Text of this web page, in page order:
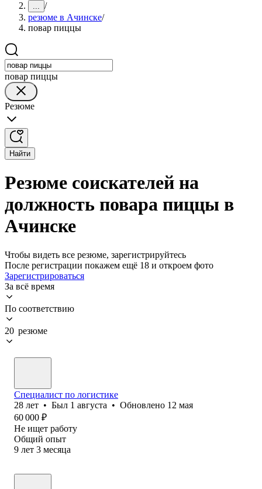
... /
резюме в Ачинске/
повар пиццы
повар пиццы
Резюме
Найти
Резюме соискателей на
должность повара пиццы в
Ачинске
Чтобы видеть все резюме, зарегистрируйтесь
После регистрации покажем ещё 18 и откроем фото
Зарегистрироваться
За всё время
По соответствию
20 резюме
Специалист по логистике
28 лет • Был 1 августа • Обновлено 12 мая
60 000 ₽
Не ищет работу
Общий опыт
9 лет 3 месяца